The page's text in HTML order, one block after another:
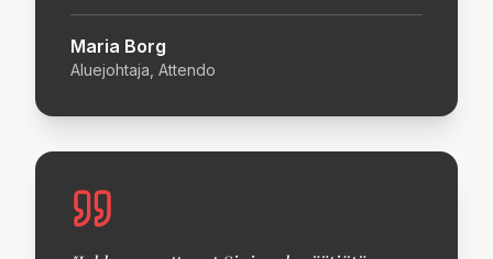
Maria Borg
Aluejohtaja, Attendo